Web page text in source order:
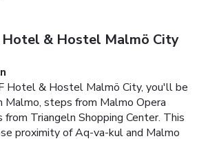
Hotel & Hostel Malmö City
Hotel & Hostel Malmö City, you'll be
steps from Malmo Opera
from Triangeln Shopping Center. This
proximity of Aq-va-kul and Malmo